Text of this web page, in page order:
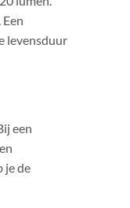
levensduur
een
je de